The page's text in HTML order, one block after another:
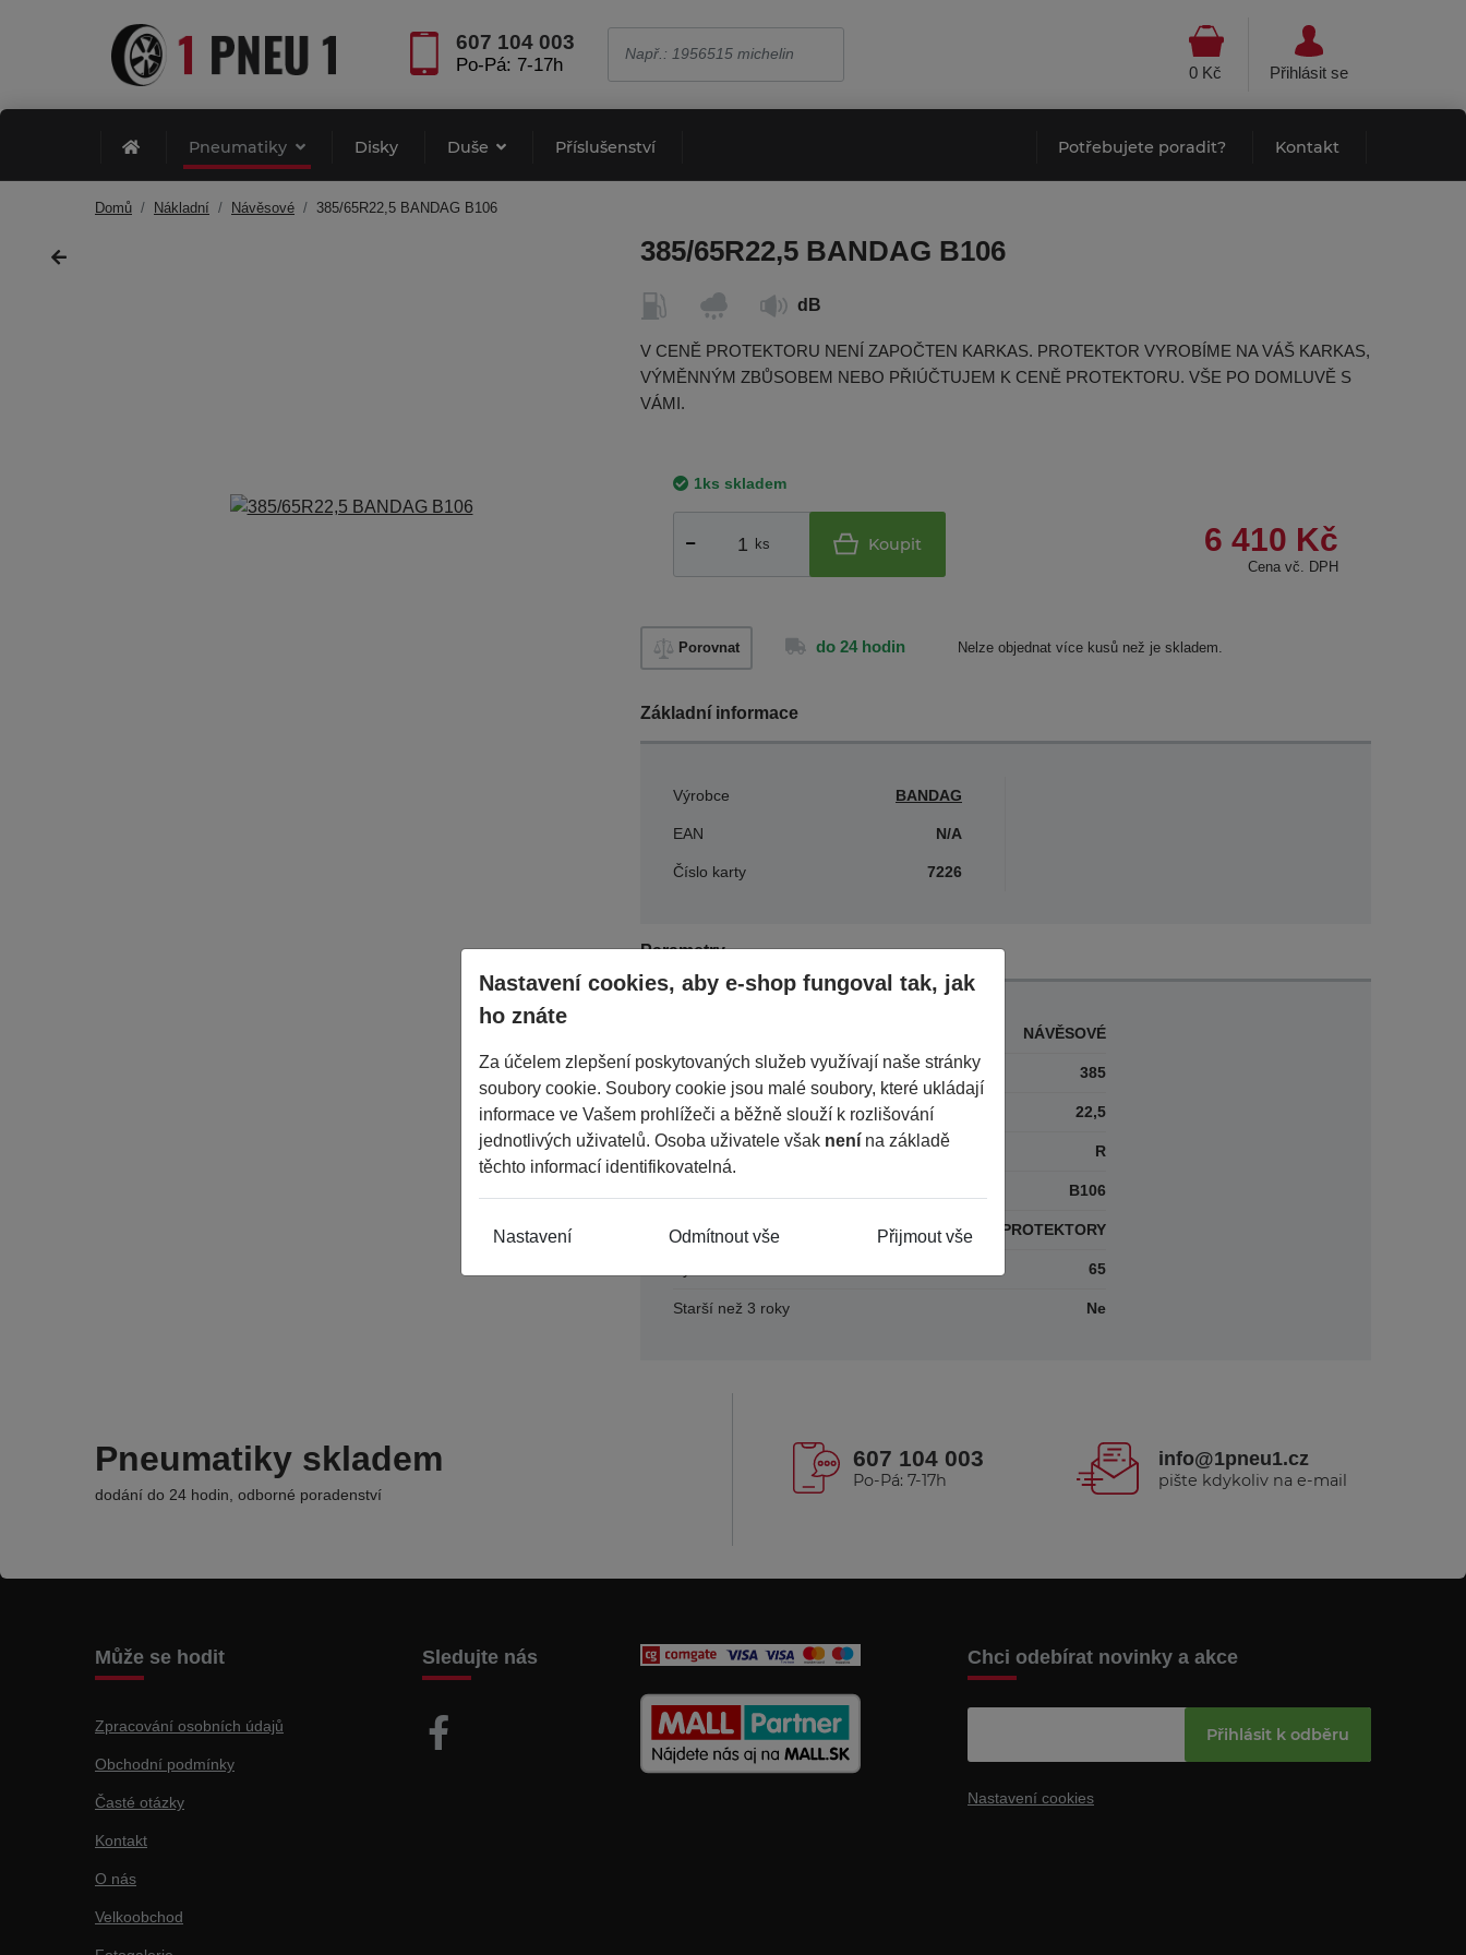
607 104 003
Po-Pá: 7-17h 0 Kč Přihlásit se
Pneumatiky Disky Duše Příslušenství Potřebujete poradit? Kontakt
Domů Nákladní Návěsové 385/65R22,5 BANDAG B106
385/65R22,5 BANDAG B106
dB
V CENĚ PROTEKTORU NENÍ ZAPOČTEN KARKAS. PROTEKTOR VYROBÍME NA VÁŠ KARKAS,
VÝMĚNNÝM ZBŮSOBEM NEBO PŘIÚČTUJEM K CENĚ PROTEKTORU. VŠE PO DOMLUVĚ S
VÁMI.
1ks skladem
ks Koupit 6 410 Kč
Cena vč. DPH
Porovnat do 24 hodin Nelze objednat více kusů než je skladem.
Základní informace
Výrobce BANDAG
EAN N/A
Číslo karty 7226
Parametry
NÁVĚSOVÉ
Šířka 385
Průměr 22,5
Konstrukce R
B106
Použití PROTEKTORY
65
Starší než 3 roky Ne
Nastavení cookies, aby e-shop fungoval tak, jak
ho znáte
Za účelem zlepšení poskytovaných služeb využívají naše stránky
soubory cookie. Soubory cookie jsou malé soubory, které ukládají
informace ve Vašem prohlížeči a běžně slouží k rozlišování
jednotlivých uživatelů. Osoba uživatele však není na základě
těchto informací identifikovatelná.
Nastavení Odmítnout vše Přijmout vše
Pneumatiky skladem
dodání do 24 hodin, odborné poradenství
607 104 003
Po-Pá: 7-17h
info@1pneu1.cz
pište kdykoliv na e-mail
Může se hodit
Zpracování osobních údajů
Obchodní podmínky
Časté otázky
Kontakt
O nás
Velkoobchod
Sledujte nás Chci odebírat novinky a akce
Přihlásit k odběru
Nastavení cookies